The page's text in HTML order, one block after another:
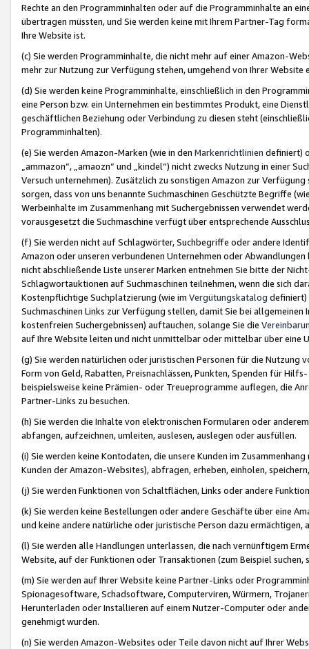
Rechte an den Programminhalten oder auf die Programminhalte an
übertragen müssten, und Sie werden keine mit Ihrem Partner-Tag
Ihre Website ist.
(c) Sie werden Programminhalte, die nicht mehr auf einer Amazon-
mehr zur Nutzung zur Verfügung stehen, umgehend von Ihrer
(d) Sie werden keine Programminhalte, einschließlich in den
eine Person bzw. ein Unternehmen ein bestimmtes Produkt, eine
geschäftlichen Beziehung oder Verbindung zu diesen steht
Programminhalten).
(e) Sie werden Amazon-Marken (wie in den Markenrichtlinien definiert)
„ammazon“, „amaozn“ und „kindel“) nicht zwecks Nutzung in einer
Versuch unternehmen). Zusätzlich zu sonstigen Amazon zur
sorgen, dass von uns benannte Suchmaschinen Geschützte Begriffe
Werbeinhalte im Zusammenhang mit Suchergebnissen verwendet
vorausgesetzt die Suchmaschine verfügt über entsprechende
(f) Sie werden nicht auf Schlagwörter, Suchbegriffe oder andere
Amazon oder unseren verbundenen Unternehmen oder
nicht abschließende Liste unserer Marken entnehmen Sie bitte der
Schlagwortauktionen auf Suchmaschinen teilnehmen, wenn die sich
Kostenpflichtige Suchplatzierung (wie im Vergütungskatalog definiert)
Suchmaschinen Links zur Verfügung stellen, damit Sie bei
kostenfreien Suchergebnissen) auftauchen, solange Sie die
auf Ihre Website leiten und nicht unmittelbar oder mittelbar über eine
(g) Sie werden natürlichen oder juristischen Personen für die Nutzung
Form von Geld, Rabatten, Preisnachlässen, Punkten, Spenden für
beispielsweise keine Prämien- oder Treueprogramme auflegen, die
Partner-Links zu besuchen.
(h) Sie werden die Inhalte von elektronischen Formularen oder
abfangen, aufzeichnen, umleiten, auslesen, auslegen oder ausfüllen.
(i) Sie werden keine Kontodaten, die unsere Kunden im
Kunden der Amazon-Websites), abfragen, erheben, einholen,
(j) Sie werden Funktionen von Schaltflächen, Links oder andere
(k) Sie werden keine Bestellungen oder andere Geschäfte über eine
und keine andere natürliche oder juristische Person dazu
(l) Sie werden alle Handlungen unterlassen, die nach vernünftigem
Website, auf der Funktionen oder Transaktionen (zum Beispiel
(m) Sie werden auf Ihrer Website keine Partner-Links oder
Spionagesoftware, Schadsoftware, Computerviren, Würmern,
Herunterladen oder Installieren auf einem Nutzer-Computer oder
genehmigt wurden.
(n) Sie werden Amazon-Websites oder Teile davon nicht auf Ihrer